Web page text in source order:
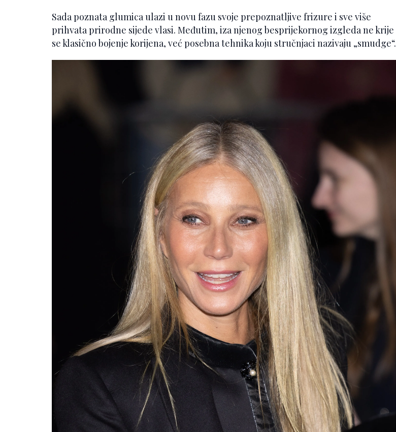
Sada poznata glumica ulazi u novu fazu svoje prepoznatljive frizure i sve više
prihvata prirodne sijede vlasi. Međutim, iza njenog besprijekornog izgleda ne krije
se klasično bojenje korijena, već posebna tehnika koju stručnjaci nazivaju „smudge“.